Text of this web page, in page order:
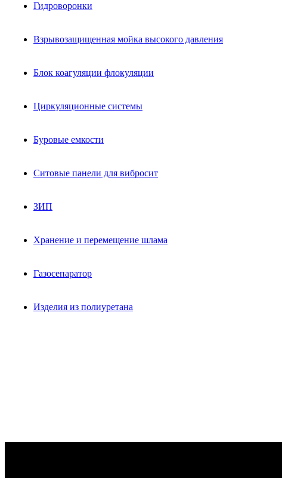
Гидроворонки
Взрывозащищенная мойка высокого давления
Блок коагуляции флокуляции
Циркуляционные системы
Буровые емкости
Ситовые панели для вибросит
ЗИП
Хранение и перемещение шлама
Газосепаратор
Изделия из полиуретана